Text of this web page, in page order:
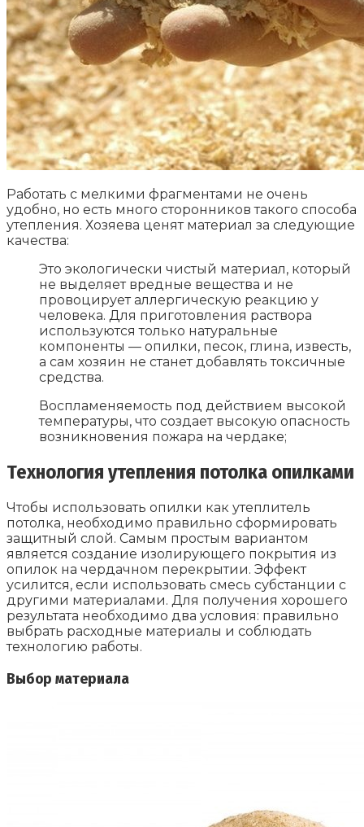
Работать с мелкими фрагментами не очень
удобно, но есть много сторонников такого способа
утепления. Хозяева ценят материал за следующие
качества:
Это экологически чистый материал, который
не выделяет вредные вещества и не
провоцирует аллергическую реакцию у
человека. Для приготовления раствора
используются только натуральные
компоненты — опилки, песок, глина, известь,
а сам хозяин не станет добавлять токсичные
средства.
Воспламеняемость под действием высокой
температуры, что создает высокую опасность
возникновения пожара на чердаке;
Технология утепления потолка опилками
Чтобы использовать опилки как утеплитель
потолка, необходимо правильно сформировать
защитный слой. Самым простым вариантом
является создание изолирующего покрытия из
опилок на чердачном перекрытии. Эффект
усилится, если использовать смесь субстанции с
другими материалами. Для получения хорошего
результата необходимо два условия: правильно
выбрать расходные материалы и соблюдать
технологию работы.
Выбор материала